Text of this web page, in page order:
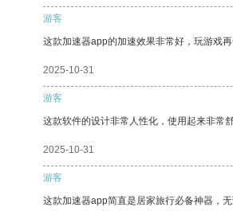
游客
这款加速器app的加速效果非常好，玩游戏
2025-10-31
游客
这款软件的设计非常人性化，使用起来非常舒
2025-10-31
游客
这款加速器app简直是居家旅行必备神器，